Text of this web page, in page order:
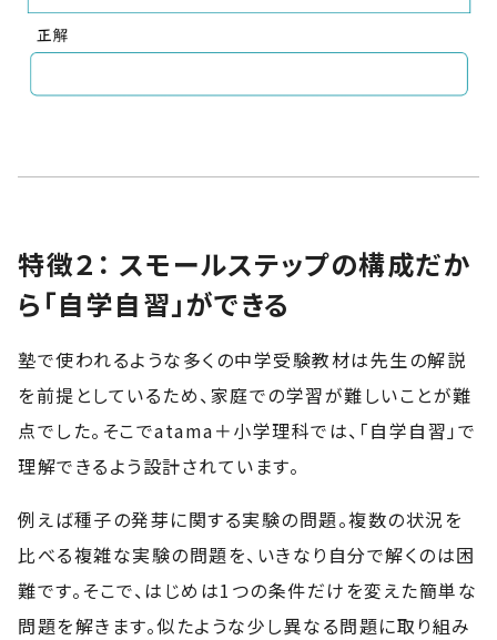
特徴２： スモールステップの構成だか
ら「自学自習」ができる
塾で使われるような多くの中学受験教材は先生の解説
を前提としているため、家庭での学習が難しいことが難
点でした。そこでatama＋小学理科では、「自学自習」で
理解できるよう設計されています。
例えば種子の発芽に関する実験の問題。複数の状況を
比べる複雑な実験の問題を、いきなり自分で解くのは困
難です。そこで、はじめは1つの条件だけを変えた簡単な
問題を解きます。似たような少し異なる問題に取り組み